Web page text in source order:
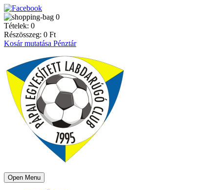
0
Tételek: 0
Részösszeg: 0 Ft
Kosár mutatása Pénztár
Open Menu